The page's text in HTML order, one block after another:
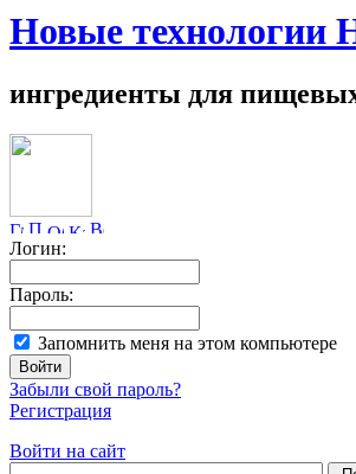
Новые технологии
ингредиенты для
Логин:
Пароль:
Запомнить меня на этом компьютере
Забыли свой пароль?
Регистрация
Войти на сайт